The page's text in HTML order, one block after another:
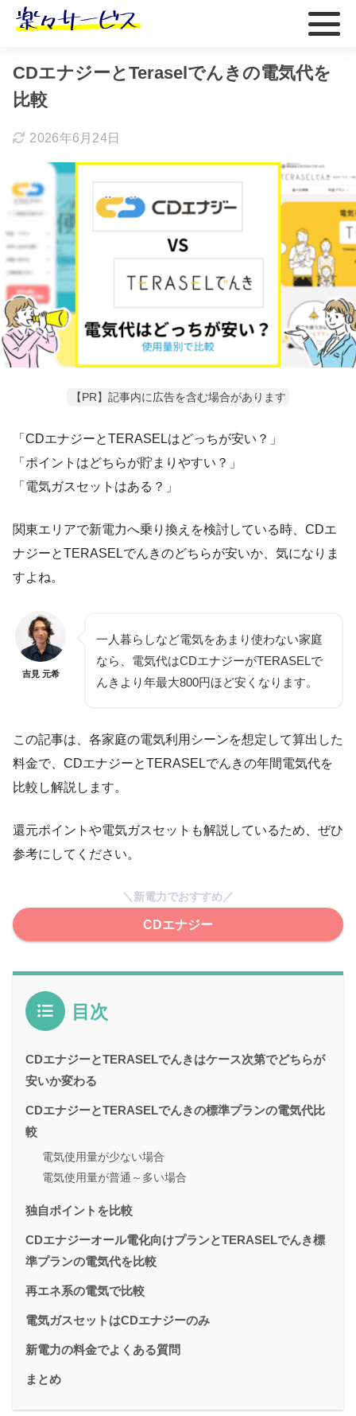
ホーム おすすめ
CDエナジーとTeraselでんきの電気代を
比較
2026年6月24日
【PR】記事内に広告を含む場合があります
「CDエナジーとTERASELはどっちが安い？」
「ポイントはどちらが貯まりやすい？」
「電気ガスセットはある？」
関東エリアで新電力へ乗り換えを検討している時、CDエ
ナジーとTERASELでんきのどちらが安いか、気になりま
すよね。
吉見 元希
一人暮らしなど電気をあまり使わない家庭
なら、電気代はCDエナジーがTERASELで
んきより年最大800円ほど安くなります。
この記事は、各家庭の電気利用シーンを想定して算出した
料金で、CDエナジーとTERASELでんきの年間電気代を
比較し解説します。
還元ポイントや電気ガスセットも解説しているため、ぜひ
参考にしてください。
＼新電力でおすすめ／
CDエナジー
目次
CDエナジーとTERASELでんきはケース次第でどちらが
安いか変わる
CDエナジーとTERASELでんきの標準プランの電気代比
較
電気使用量が少ない場合
電気使用量が普通～多い場合
独自ポイントを比較
CDエナジーオール電化向けプランとTERASELでんき標
準プランの電気代を比較
再エネ系の電気で比較
電気ガスセットはCDエナジーのみ
新電力の料金でよくある質問
まとめ